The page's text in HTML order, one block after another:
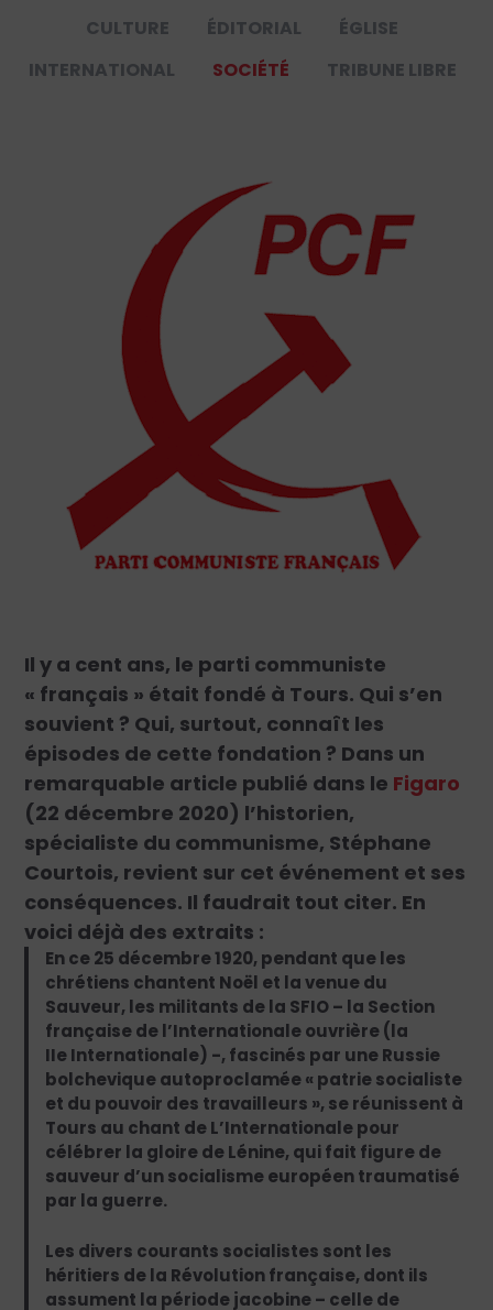
CULTURE
ÉDITORIAL
ÉGLISE
INTERNATIONAL
SOCIÉTÉ TRIBUNE LIBRE
Il y a cent ans, le parti communiste
« français » était fondé à Tours. Qui s’en
souvient ? Qui, surtout, connaît les
épisodes de cette fondation ? Dans un
remarquable article publié dans le Figaro
(22 décembre 2020) l’historien,
spécialiste du communisme, Stéphane
Courtois, revient sur cet événement et ses
conséquences. Il faudrait tout citer. En
voici déjà des extraits :
En ce 25 décembre 1920, pendant que les
chrétiens chantent Noël et la venue du
Sauveur, les militants de la SFIO – la Section
française de l’Internationale ouvrière (la
IIe Internationale) -, fascinés par une Russie
bolchevique autoproclamée « patrie socialiste
et du pouvoir des travailleurs », se réunissent à
Tours au chant de L’Internationale pour
célébrer la gloire de Lénine, qui fait figure de
sauveur d’un socialisme européen traumatisé
par la guerre.
Les divers courants socialistes sont les
héritiers de la Révolution française, dont ils
assument la période jacobine – celle de